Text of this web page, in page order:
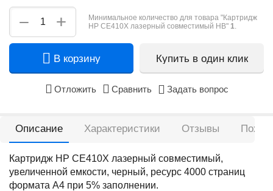
+
−
Минимальное количество для товара "Картридж
HP CE410X лазерный совместимый HB" 1.
В корзину Купить в один клик
Отложить Сравнить Задать вопрос
Описание Характеристики Отзывы
Картридж HP CE410X лазерный совместимый,
увеличенной емкости, черный, ресурс 4000 страниц
формата А4 при 5% заполнении.